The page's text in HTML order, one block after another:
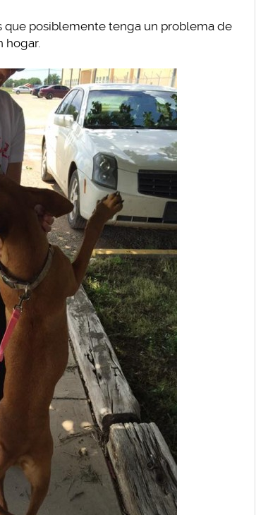
que posiblemente tenga un problema de
hogar.